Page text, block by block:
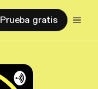
Prueba gratis